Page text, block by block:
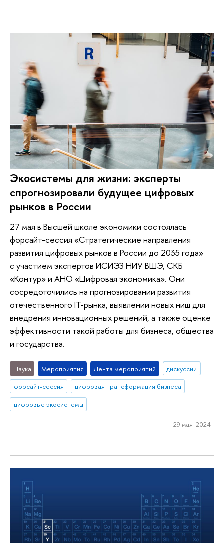
Экосистемы для жизни: эксперты
спрогнозировали будущее цифровых
рынков в России
27 мая в Высшей школе экономики состоялась
форсайт-сессия «Стратегические направления
развития цифровых рынков в России до 2035 года»
с участием экспертов ИСИЭЗ НИУ ВШЭ, СКБ
«Контур» и АНО «Цифровая экономика». Они
сосредоточились на прогнозировании развития
отечественного IT-рынка, выявлении новых ниш для
внедрения инновационных решений, а также оценке
эффективности такой работы для бизнеса, общества
и государства.
Наука Мероприятия Лента мероприятий
дискуссии
форсайт-сессия
цифровая трансформация бизнеса
цифровые экосистемы
29 мая 2024